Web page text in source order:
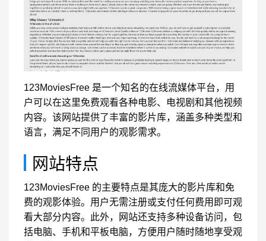
123MoviesFree 是一个知名的在线流媒体平台，用
户可以在这里免费观看各种电影、电视剧和其他视频
内容。该网站提供了丰富的影片库，涵盖多种类型和
语言，满足不同用户的观影需求。
网站特点
123MoviesFree 的主要特点是其庞大的影片库和免
费的观影体验。用户无需注册或支付任何费用即可观
看大部分内容。此外，网站还支持多种设备访问，包
括电脑、手机和平板电脑，方便用户随时随地享受观